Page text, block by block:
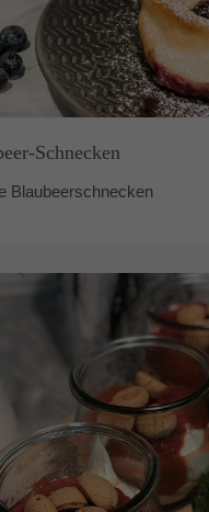
Schnecken
Blaubeerschnecken